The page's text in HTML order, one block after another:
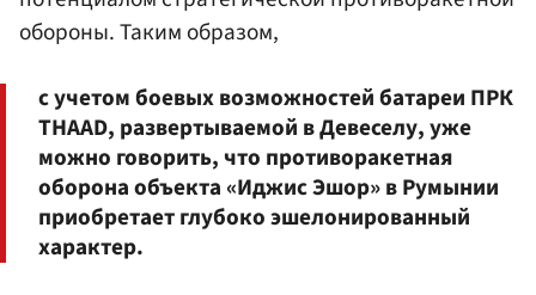
обороны. Таким образом,
с учетом боевых возможностей батареи ПРК
THAAD, развертываемой в Девеселу, уже
можно говорить, что противоракетная
оборона объекта «Иджис Эшор» в Румынии
приобретает глубоко эшелонированный
характер.